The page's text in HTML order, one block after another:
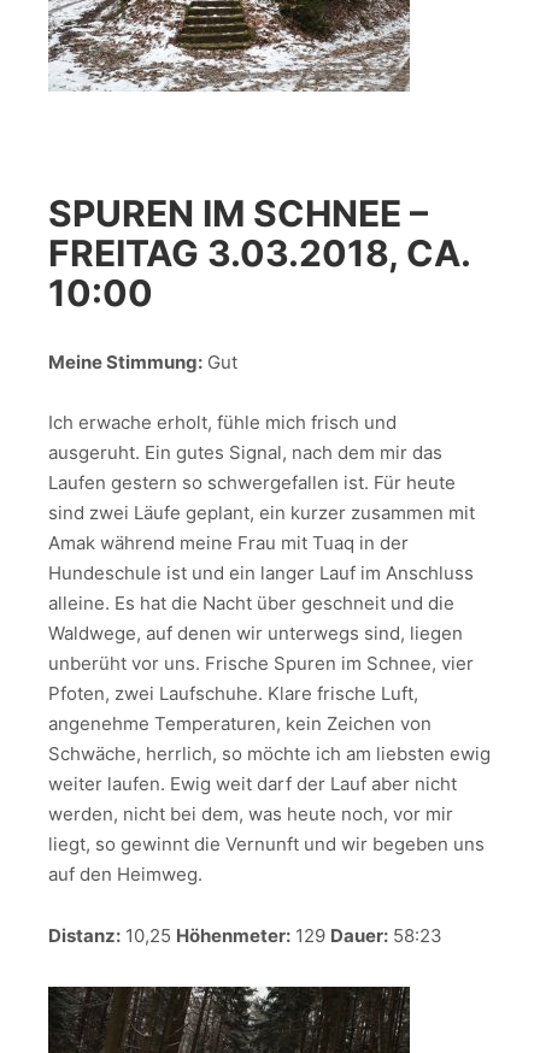
SPUREN IM SCHNEE –
FREITAG 3.03.2018, CA.
10:00
Meine Stimmung: Gut
Ich erwache erholt, fühle mich frisch und
ausgeruht. Ein gutes Signal, nach dem mir das
Laufen gestern so schwergefallen ist. Für heute
sind zwei Läufe geplant, ein kurzer zusammen mit
Amak während meine Frau mit Tuaq in der
Hundeschule ist und ein langer Lauf im Anschluss
alleine. Es hat die Nacht über geschneit und die
Waldwege, auf denen wir unterwegs sind, liegen
unberüht vor uns. Frische Spuren im Schnee, vier
Pfoten, zwei Laufschuhe. Klare frische Luft,
angenehme Temperaturen, kein Zeichen von
Schwäche, herrlich, so möchte ich am liebsten ewig
weiter laufen. Ewig weit darf der Lauf aber nicht
werden, nicht bei dem, was heute noch, vor mir
liegt, so gewinnt die Vernunft und wir begeben uns
auf den Heimweg.
Distanz: 10,25 Höhenmeter: 129 Dauer: 58:23